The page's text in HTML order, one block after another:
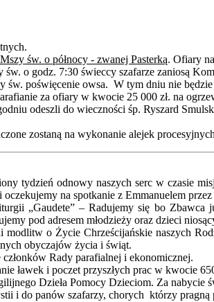
św. o północy - zwanej Pasterką. Ofiary
o godz. 7:30 świeccy szafarze zaniosą
św. poświęcenie owsa. W tym dniu nie
za ofiary w kwocie 25 000 zł. na
odeszli do wieczności śp. Ryszard
zostaną na wykonanie alejek
tydzień odnowy naszych serc w czasie
na spotkanie z Emmanuelem
„Gaudete” – Radujemy się bo Zbawca
pod adresem młodzieży oraz dzieci
o Życie Chrześcijańskie naszych
obyczajów życia i świąt.
Rady parafialnej i ekonomicznej.
ławek i poczet przyszłych prac w kwocie
Dzieła Pomocy Dzieciom. Za nabycie
i do panów szafarzy, chorych którzy